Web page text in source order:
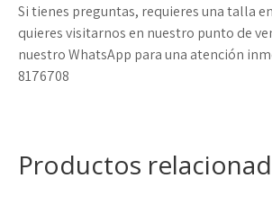
Si tienes preguntas, requieres una talla
quieres visitarnos en nuestro punto de
nuestro WhatsApp para una atención
8176708
Productos